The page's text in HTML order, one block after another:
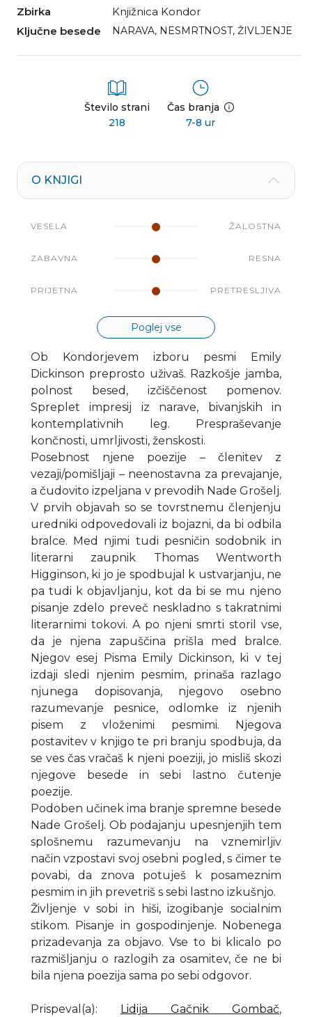
Zbirka
Knjižnica Kondor
Ključne besede
NARAVA, NESMRTNOST, ŽIVLJENJE
Število strani
218
Čas branja
7-8 ur
O KNJIGI
VESELA ŽALOSTNA
ZABAVNA RESNA
PRIJETNA PRETRESLJIVA
Poglej vse
Ob Kondorjevem izboru pesmi Emily
Dickinson preprosto uživaš. Razkošje jamba,
polnost besed, izčiščenost pomenov.
Spreplet impresij iz narave, bivanjskih in
kontemplativnih leg. Prespraševanje
končnosti, umrljivosti, ženskosti.
Posebnost njene poezije – členitev z
vezaji/pomišljaji – neenostavna za prevajanje,
a čudovito izpeljana v prevodih Nade Grošelj.
V prvih objavah so se tovrstnemu členjenju
uredniki odpovedovali iz bojazni, da bi odbila
bralce. Med njimi tudi pesničin sodobnik in
literarni zaupnik Thomas Wentworth
Higginson, ki jo je spodbujal k ustvarjanju, ne
pa tudi k objavljanju, kot da bi se mu njeno
pisanje zdelo preveč neskladno s takratnimi
literarnimi tokovi. A po njeni smrti storil vse,
da je njena zapuščina prišla med bralce.
Njegov esej Pisma Emily Dickinson, ki v tej
izdaji sledi njenim pesmim, prinaša razlago
njunega dopisovanja, njegovo osebno
razumevanje pesnice, odlomke iz njenih
pisem z vloženimi pesmimi. Njegova
postavitev v knjigo te pri branju spodbuja, da
se ves čas vračaš k njeni poeziji, jo misliš skozi
njegove besede in sebi lastno čutenje
poezije.
Podoben učinek ima branje spremne besede
Nade Grošelj. Ob podajanju upesnjenjih tem
splošnemu razumevanju na vznemirljiv
način vzpostavi svoj osebni pogled, s čimer te
povabi, da znova potuješ k posameznim
pesmim in jih prevetriš s sebi lastno izkušnjo.
Življenje v sobi in hiši, izogibanje socialnim
stikom. Pisanje in gospodinjenje. Nobenega
prizadevanja za objavo. Vse to bi klicalo po
razmišljanju o razlogih za osamitev, če ne bi
bila njena poezija sama po sebi odgovor.
Prispeval(a): Lidija Gačnik Gombač,